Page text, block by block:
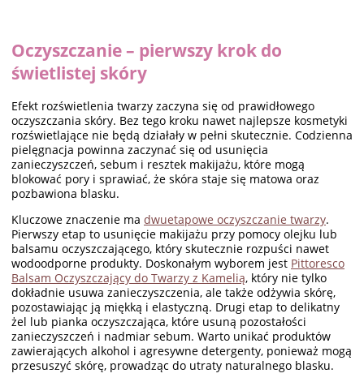
Oczyszczanie – pierwszy krok do
świetlistej skóry
Efekt rozświetlenia twarzy zaczyna się od prawidłowego
oczyszczania skóry. Bez tego kroku nawet najlepsze kosmetyki
rozświetlające nie będą działały w pełni skutecznie. Codzienna
pielęgnacja powinna zaczynać się od usunięcia
zanieczyszczeń, sebum i resztek makijażu, które mogą
blokować pory i sprawiać, że skóra staje się matowa oraz
pozbawiona blasku.
Kluczowe znaczenie ma dwuetapowe oczyszczanie twarzy.
Pierwszy etap to usunięcie makijażu przy pomocy olejku lub
balsamu oczyszczającego, który skutecznie rozpuści nawet
wodoodporne produkty. Doskonałym wyborem jest Pittoresco
Balsam Oczyszczający do Twarzy z Kamelią, który nie tylko
dokładnie usuwa zanieczyszczenia, ale także odżywia skórę,
pozostawiając ją miękką i elastyczną. Drugi etap to delikatny
żel lub pianka oczyszczająca, które usuną pozostałości
zanieczyszczeń i nadmiar sebum. Warto unikać produktów
zawierających alkohol i agresywne detergenty, ponieważ mogą
przesuszyć skórę, prowadząc do utraty naturalnego blasku.